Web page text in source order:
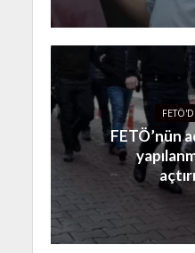
FETÖ’nün